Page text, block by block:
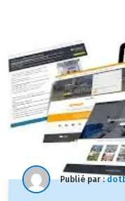
Publié par :